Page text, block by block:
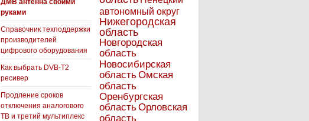
ДМВ антенна своими
руками
Справочник техподдержки
производителей
цифрового оборудования
Как выбрать DVB-T2
ресивер
Продление сроков
отключения аналогового
ТВ и третий мультиплекс
автономный округ
Нижегородская
область
Новгородская
область
Новосибирская
областьОмская
область
Оренбургская
областьОрловская
область